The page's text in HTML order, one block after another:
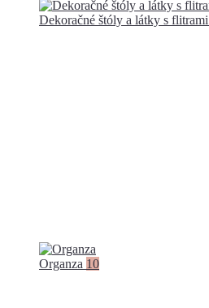
Dekoračné štóly a látky s flitrami
Organza 10